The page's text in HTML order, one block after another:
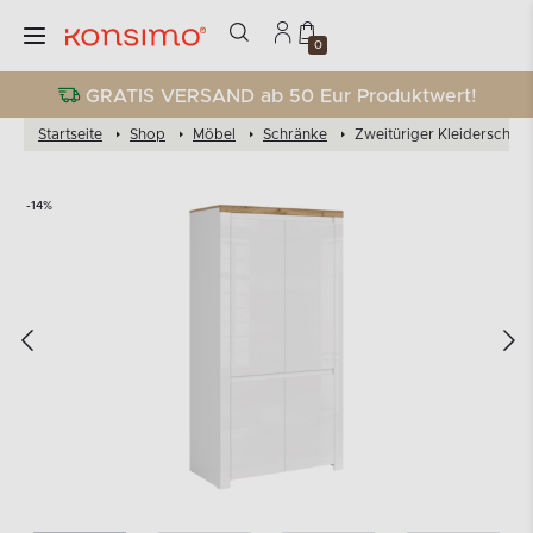
0
GRATIS VERSAND ab 50 Eur Produktwert!
Startseite Shop Möbel Schränke Zweitüriger
-14%